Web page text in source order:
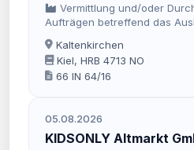
Vermittlung und/oder
Aufträgen betreffend das
von Nutztieren sowie das
Fleischwaren, soweit hierfür
erforderlich ist.
Kaltenkirchen
Kiel, HRB 4713 NO
66 IN 64/16
05.08.2026
KIDSONLY Altmarkt